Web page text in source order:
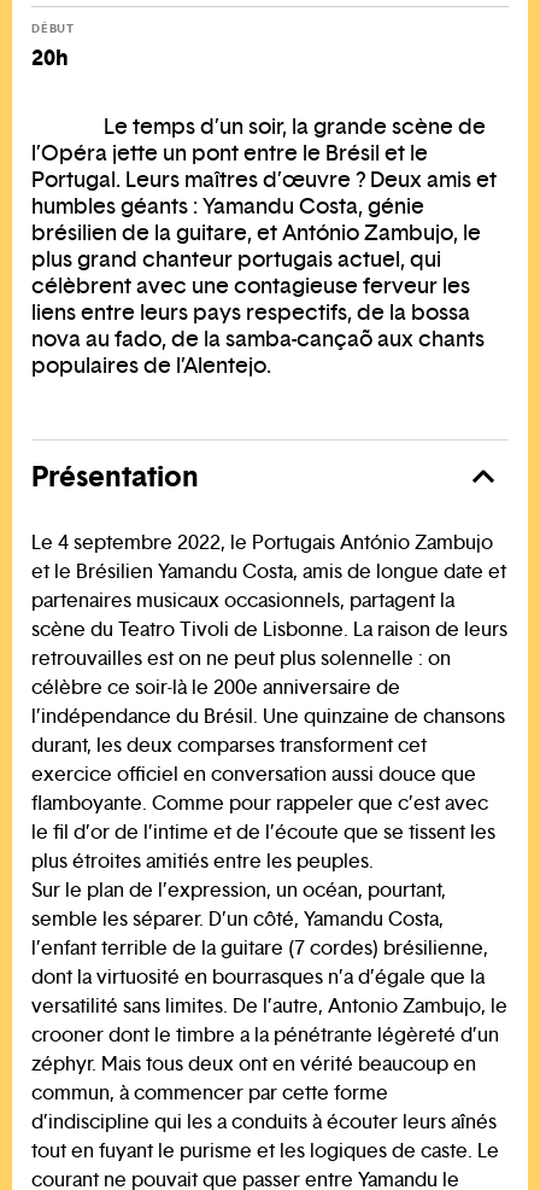
DÉBUT
20h
Le temps d’un soir, la grande scène de
l’Opéra jette un pont entre le Brésil et le
Portugal. Leurs maîtres d’œuvre ? Deux amis et
humbles géants : Yamandu Costa, génie
brésilien de la guitare, et António Zambujo, le
plus grand chanteur portugais actuel, qui
célèbrent avec une contagieuse ferveur les
liens entre leurs pays respectifs, de la bossa
nova au fado, de la samba-cançaõ aux chants
populaires de l’Alentejo.
Présentation
Le 4 septembre 2022, le Portugais António Zambujo
et le Brésilien Yamandu Costa, amis de longue date et
partenaires musicaux occasionnels, partagent la
scène du Teatro Tivoli de Lisbonne. La raison de leurs
retrouvailles est on ne peut plus solennelle : on
célèbre ce soir-là le 200e anniversaire de
l’indépendance du Brésil. Une quinzaine de chansons
durant, les deux comparses transforment cet
exercice officiel en conversation aussi douce que
flamboyante. Comme pour rappeler que c’est avec
le fil d’or de l’intime et de l’écoute que se tissent les
plus étroites amitiés entre les peuples.
Sur le plan de l’expression, un océan, pourtant,
semble les séparer. D’un côté, Yamandu Costa,
l’enfant terrible de la guitare (7 cordes) brésilienne,
dont la virtuosité en bourrasques n’a d’égale que la
versatilité sans limites. De l’autre, Antonio Zambujo, le
crooner dont le timbre a la pénétrante légèreté d’un
zéphyr. Mais tous deux ont en vérité beaucoup en
commun, à commencer par cette forme
d’indiscipline qui les a conduits à écouter leurs aînés
tout en fuyant le purisme et les logiques de caste. Le
courant ne pouvait que passer entre Yamandu le